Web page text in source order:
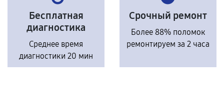
Бесплатная
диагностика
Среднее время
диагностики 20 мин
Срочный ремонт
Более 88% поломок
ремонтируем за 2 часа